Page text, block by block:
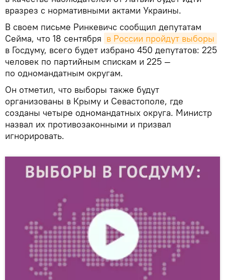
вразрез с нормативными актами Украины.
В своем письме Ринкевичс сообщил депутатам
Сейма, что 18 сентября в России пройдут выборы
в Госдуму, всего будет избрано 450 депутатов: 225
человек по партийным спискам и 225 —
по одномандатным округам.
Он отметил, что выборы также будут
организованы в Крыму и Севастополе, где
созданы четыре одномандатных округа. Министр
назвал их противозаконными и призвал
игнорировать.